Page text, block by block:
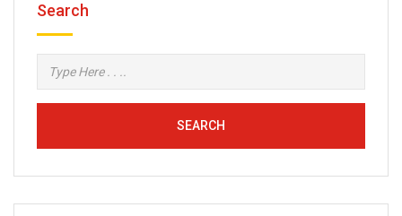
Search
SEARCH